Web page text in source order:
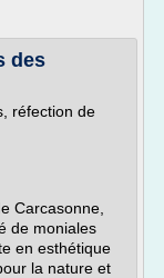
des
réfection de
Carcasonne,
de moniales
en esthétique
la nature et